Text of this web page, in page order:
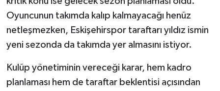
Oyuncunun takımda kalıp kalmayacağı henüz
netleşmezken, Eskişehirspor taraftarı yıldız ismin
yeni sezonda da takımda yer almasını istiyor.
Kulüp yönetiminin vereceği karar, hem kadro
planlaması hem de taraftar beklentisi açısından